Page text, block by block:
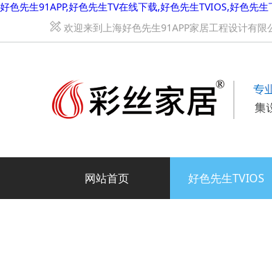
好色先生91APP,好色先生TV在线下载,好色先生TVIOS,好色先
欢迎来到上海好色先生91APP家居工程设计有限公
网站首页 好色先生TVIOS